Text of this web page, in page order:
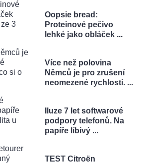
Oopsie bread:
Proteinové pečivo
lehké jako obláček ...
Více než polovina
Němců je pro zrušení
neomezené rychlosti. ...
Iluze 7 let softwarové
podpory telefonů. Na
papíře líbivý ...
TEST Citroën